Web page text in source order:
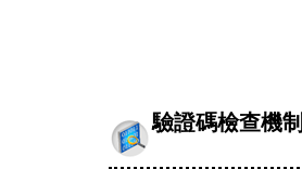
驗證碼檢查機制